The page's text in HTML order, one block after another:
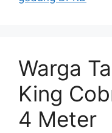
Warga
King
4 Meter